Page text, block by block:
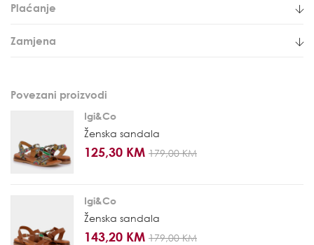
Plaćanje
Zamjena
Povezani proizvodi
Igi&Co
Ženska sandala
125,30 KM 179,00 KM
Igi&Co
Ženska sandala
143,20 KM 179,00 KM